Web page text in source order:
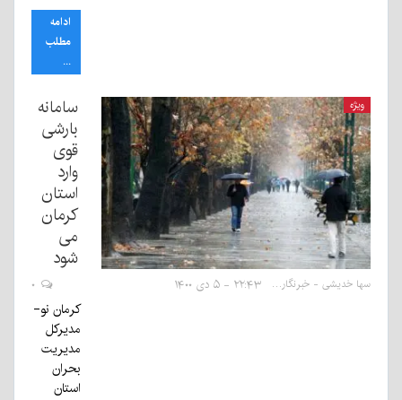
ادامه
مطلب
...
ویژه
سامانه
بارشی
قوی
وارد
استان
کرمان
می
شود
سها خدیشی - خبرنگار ۲۲:۴۳ - ۵ دی ۱۴۰۰
کرمان نو-
مدیرکل
مدیریت
بحران
استان